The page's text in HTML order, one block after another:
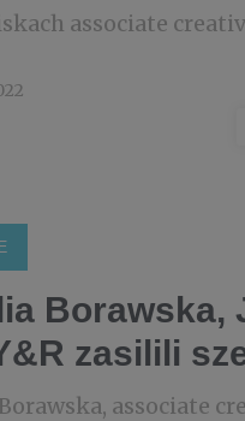
associate
Borawska,
zasilili
associate